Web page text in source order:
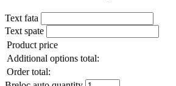
Text fata
Text spate
Product price
Additional options total:
Order total: